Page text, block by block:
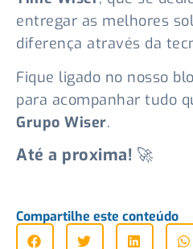
entregar as melhores
diferença através da
Fique ligado no nosso
para acompanhar tudo
Grupo Wiser.
Até a proxima! 🚀
Compartilhe este conteúdo